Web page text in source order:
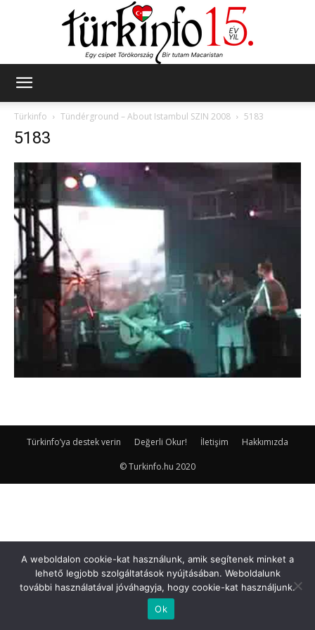
Türkinfo
Tündérground – About Istambul SZIN 2008 5183
5183
Türkinfo’ya destek verin Değerli Okur! İletişim Hakkımızda
© Turkinfo.hu 2020
A weboldalon cookie-kat használunk, amik segítenek minket a
lehető legjobb szolgáltatások nyújtásában. Weboldalunk
további használatával jóváhagyja, hogy cookie-kat használjunk.
Ok